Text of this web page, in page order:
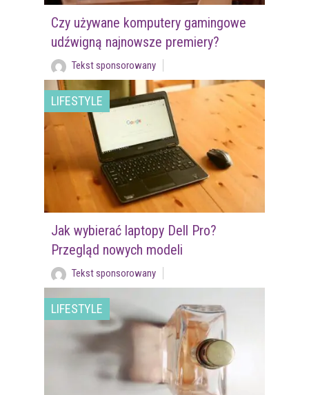
Czy używane komputery gamingowe
udźwigną najnowsze premiery?
Tekst sponsorowany
LIFESTYLE
Jak wybierać laptopy Dell Pro?
Przegląd nowych modeli
Tekst sponsorowany
LIFESTYLE